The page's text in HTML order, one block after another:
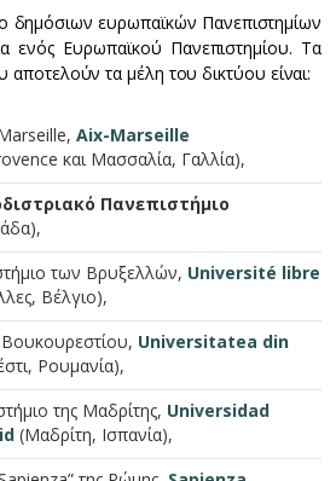
δημόσιων ευρωπαϊκών Πανεπιστημίων
ενός Ευρωπαϊκού Πανεπιστημίου. Τα
αποτελούν τα μέλη του δικτύου είναι:
Aix-Marseille
και Μασσαλία, Γαλλία),
Πανεπιστήμιο
των Βρυξελλών, Université libre
Βέλγιο),
Universitatea din
Ρουμανία),
της Μαδρίτης, Universidad
(Μαδρίτη, Ισπανία),